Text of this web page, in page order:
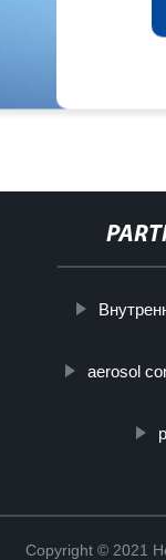
aerosol
Copyright © 2021